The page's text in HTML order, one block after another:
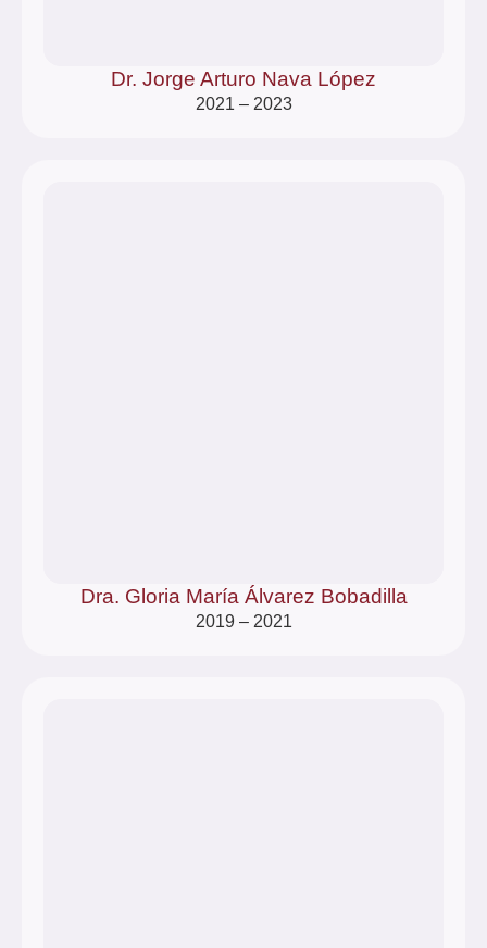
Dr. Jorge Arturo Nava López
2021 – 2023
Dra. Gloria María Álvarez Bobadilla
2019 – 2021